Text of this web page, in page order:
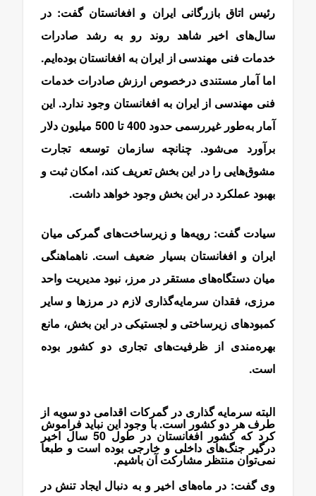
رئیس اتاق بازرگانی ایران و افغانستان گفت: در
سال‌های اخیر شاهد روند رو به رشد صادرات
خدمات فنی مهندسی از ایران به افغانستان بوده‌ایم.
اما آمار مستندی درخصوص ارزش صادرات خدمات
فنی مهندسی از ایران به افغانستان وجود ندارد. این
آمار به‌طور غیررسمی حدود 400 تا 500 میلیون دلار
برآورد می‌شود. چنانچه سازمان توسعه تجارت
مشوق‌هایی را در این بخش تعریف کند، امکان ثبت و
بهبود عملکرد در این بخش وجود خواهد داشت.
سیادت گفت: رویه‌ها و زیرساخت‌های گمرکی میان
ایران و افغانستان بسیار ضعیف است. ناهماهنگی
میان دستگاه‌های مستقر در مرز، نبود مدیریت واحد
مرزی، فقدان سرمایه‌گذاری لازم در مرزها و سایر
کمبودهای زیرساختی و لجستیکی در این بخش، مانع
بهره‌مندی از ظرفیت‌های تجاری دو کشور بوده
است.
البته سرمایه گذاری در گمرکات اقدامی دو سویه از
طرف هر دو کشور است. با وجود این نباید فراموش
کرد که کشور افغانستان در طول 50 سال اخیر
درگیر جنگ‌های داخلی و خارجی بوده است و طبعا
نمی‌توان منتظر مشارکت آن باشیم.
وی گفت: در ماه‌های اخیر و به دنبال ایجاد تنش در